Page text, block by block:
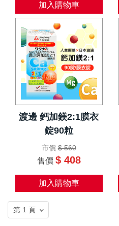
加入購物車
渡邊 鈣加鎂2:1膜衣
錠90粒
市價 $ 560
售價 $ 408
加入購物車